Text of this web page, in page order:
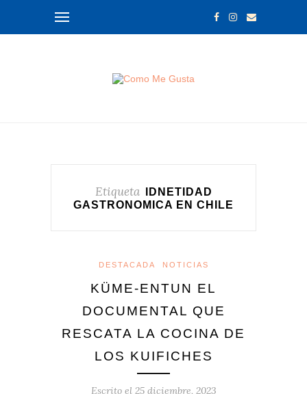
Etiqueta
IDNETIDAD
GASTRONOMICA EN CHILE
DESTACADA NOTICIAS
KÜME-ENTUN EL
DOCUMENTAL QUE
RESCATA LA COCINA DE
LOS KUIFICHES
Escrito el 25 diciembre, 2023